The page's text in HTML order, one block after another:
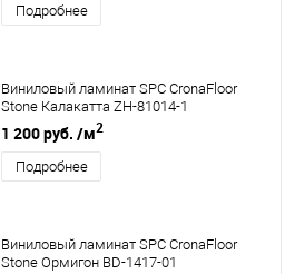
Подробнее
Виниловый ламинат SPC CronaFloor
Stone Калакатта ZH-81014-1
1 200 руб. /м2
Подробнее
Виниловый ламинат SPC CronaFloor
Stone Ормигон BD-1417-01